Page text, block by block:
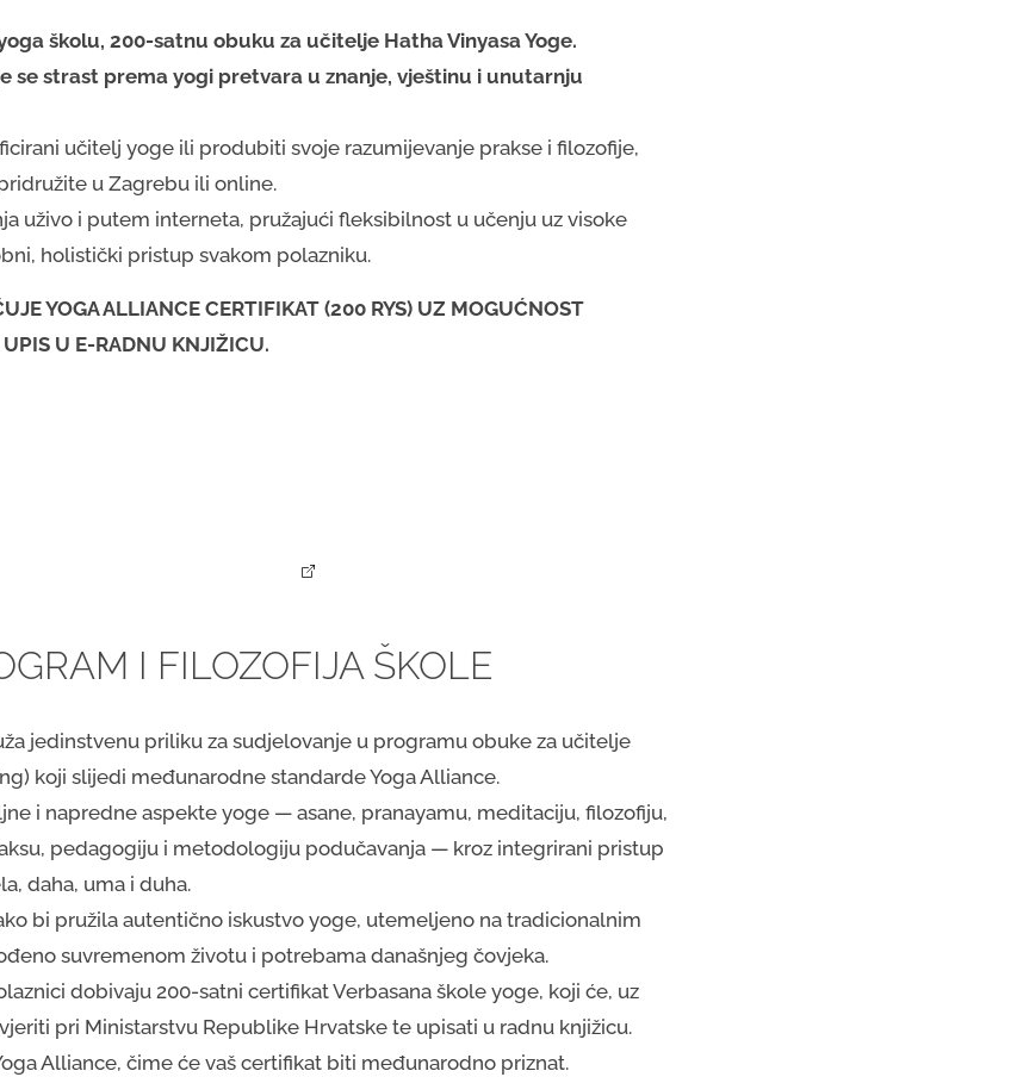
školu, 200-satnu obuku za učitelje Hatha Vinyasa Yoge.
se strast prema yogi pretvara u znanje, vještinu i unutarnju
učitelj yoge ili produbiti svoje razumijevanje prakse i filozofije,
u Zagrebu ili online.
uživo i putem interneta, pružajući fleksibilnost u učenju uz visoke
holistički pristup svakom polazniku.
YOGA ALLIANCE CERTIFIKAT (200 RYS) UZ MOGUĆNOST
U E-RADNU KNJIŽICU.
I FILOZOFIJA ŠKOLE
jedinstvenu priliku za sudjelovanje u programu obuke za učitelje
koji slijedi međunarodne standarde Yoga Alliance.
i napredne aspekte yoge — asane, pranayamu, meditaciju, filozofiju,
pedagogiju i metodologiju podučavanja — kroz integrirani pristup
daha, uma i duha.
bi pružila autentično iskustvo yoge, utemeljeno na tradicionalnim
suvremenom životu i potrebama današnjeg čovjeka.
dobivaju 200-satni certifikat Verbasana škole yoge, koji će, uz
pri Ministarstvu Republike Hrvatske te upisati u radnu knjižicu.
Alliance, čime će vaš certifikat biti međunarodno priznat.